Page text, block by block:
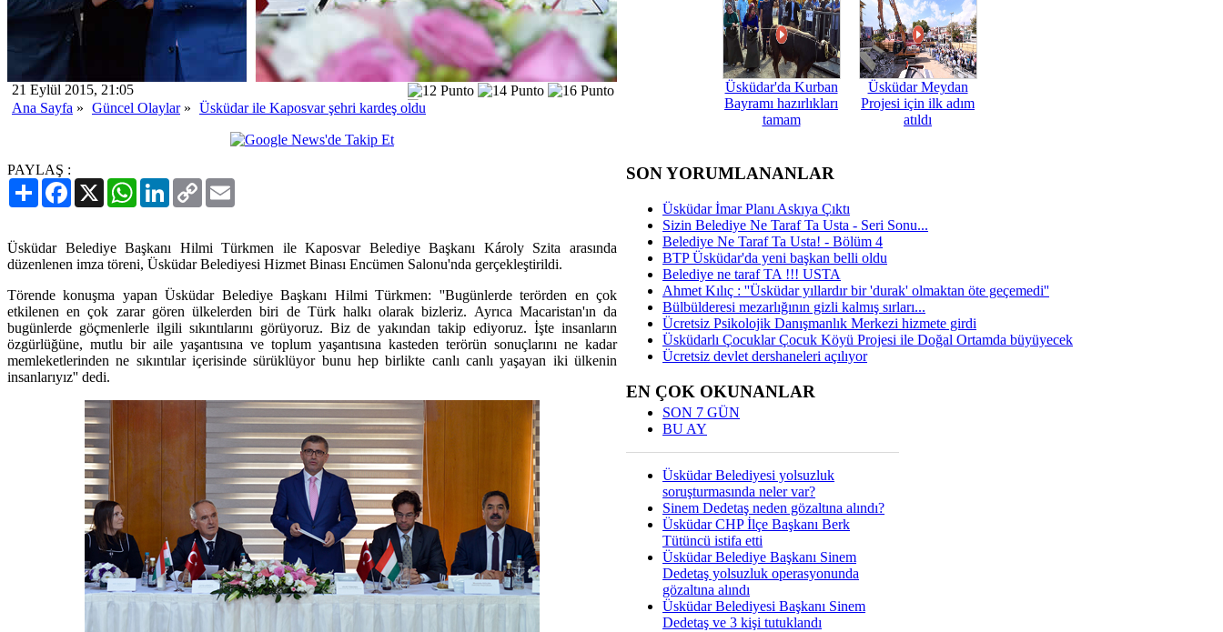
21 Eylül 2015, 21:05
Ana Sayfa » Güncel Olaylar» Üsküdar ile Kaposvar şehri kardeş oldu
PAYLAŞ :
PaylaşFacebook
X WhatsAppLinkedIn
Copy
Link
Üsküdar Belediye Başkanı Hilmi Türkmen ile Kaposvar Belediye Başkanı Károly Szita arasında
düzenlenen imza töreni, Üsküdar Belediyesi Hizmet Binası Encümen Salonu'nda gerçekleştirildi.
Törende konuşma yapan Üsküdar Belediye Başkanı Hilmi Türkmen: ''Bugünlerde terörden en çok
etkilenen en çok zarar gören ülkelerden biri de Türk halkı olarak bizleriz. Ayrıca Macaristan'ın da
bugünlerde göçmenlerle ilgili sıkıntılarını görüyoruz. Biz de yakından takip ediyoruz. İşte insanların
özgürlüğüne, mutlu bir aile yaşantısına ve toplum yaşantısına kasteden terörün sonuçlarını ne kadar
memleketlerinden ne sıkıntılar içerisinde sürüklüyor bunu hep birlikte canlı canlı yaşayan iki ülkenin
insanlarıyız'' dedi.
Üsküdar'da Kurban
Bayramı hazırlıkları
tamam
Üsküdar Meydan
Projesi için ilk adım
atıldı
SON YORUMLANANLAR
Üsküdar İmar Planı Askıya Çıktı
Sizin Belediye Ne Taraf Ta Usta - Seri Sonu...
Belediye Ne Taraf Ta Usta! - Bölüm 4
BTP Üsküdar'da yeni başkan belli oldu
Belediye ne taraf TA !!! USTA
Ahmet Kılıç : ''Üsküdar yıllardır bir 'durak' olmaktan öte geçemedi''
Bülbülderesi mezarlığının gizli kalmış sırları...
Ücretsiz Psikolojik Danışmanlık Merkezi hizmete girdi
Üsküdarlı Çocuklar Çocuk Köyü Projesi ile Doğal Ortamda büyüyecek
Ücretsiz devlet dershaneleri açılıyor
EN ÇOK OKUNANLAR
SON 7 GÜN
BU AY
Üsküdar Belediyesi yolsuzluk
soruşturmasında neler var?
Sinem Dedetaş neden gözaltına alındı?
Üsküdar CHP İlçe Başkanı Berk
Tütüncü istifa etti
Üsküdar Belediye Başkanı Sinem
Dedetaş yolsuzluk operasyonunda
gözaltına alındı
Üsküdar Belediyesi Başkanı Sinem
Dedetaş ve 3 kişi tutuklandı